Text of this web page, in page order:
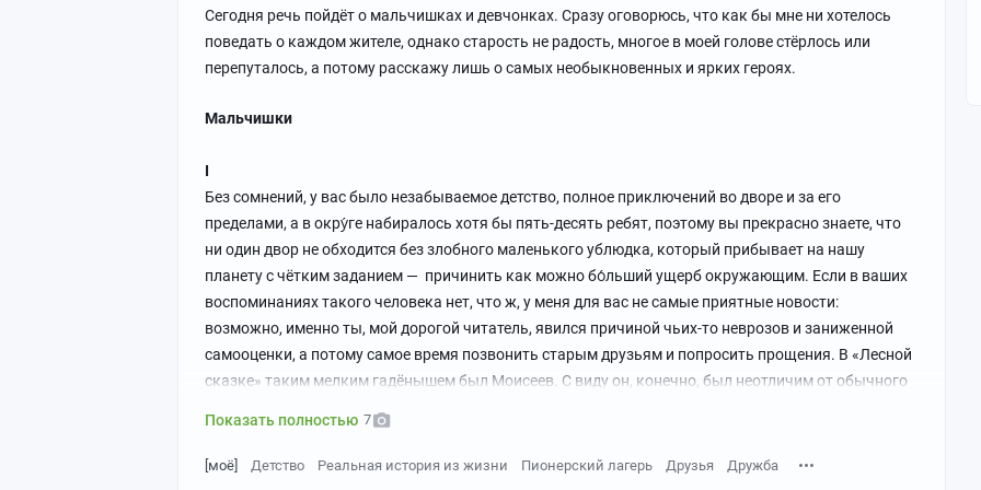
не сломалось, отец грохнул железной дверью, повернул в замочной скважине ключ и направился
к КПП. Солнце уже почти село, сосны вокруг стремительно погружались во мрак, и лишь луч
прожектора на будке сторожа разгонял темноту. Далеко-далеко за лесом лаяли собаки.
Створки ворот были накрепко перехвачены цепью, скреплённой огромным амбарным замком.
постучал в окно. Тишина. Побарабанил сильнее — ни звука. Шторка даже не шелохнулась.
— Эй, есть кто дома?
«Дома, ома, ома, ома!» — громко разнеслось эхо среди деревьев.
Отец выматерился и полез через ворота. В сугробе у крыльца будки лежал окурок, снег на пороге
был размётан.
Среди девочек от двенадцати до шестнадцати особенно выделялась одна: белокурая, вечно
витающая в облаках, меланхоличная — и как магнит притягивающая внимание парней — Катя.
Она много с кем дружила и общалась, никогда не чуралась общих посиделок или игр, но при этом
меня поразило её сходство с образом Полумны в серии фильмов о Гарри Поттере:
Сегодня речь пойдёт о мальчишках и девчонках. Сразу оговорюсь, что как бы мне ни хотелось
поведать о каждом жителе, однако старость не радость, многое в моей голове стёрлось или
перепуталось, а потому расскажу лишь о самых необыкновенных и ярких героях.
Мальчишки
I
Без сомнений, у вас было незабываемое детство, полное приключений во дворе и за его
пределами, а в окру́ге набиралось хотя бы пять-десять ребят, поэтому вы прекрасно знаете, что
ни один двор не обходится без злобного маленького ублюдка, который прибывает на нашу
планету с чётким заданием — причинить как можно бо́льший ущерб окружающим. Если в ваших
воспоминаниях такого человека нет, что ж, у меня для вас не самые приятные новости:
возможно, именно ты, мой дорогой читатель, явился причиной чьих-то неврозов и заниженной
самооценки, а потому самое время позвонить старым друзьям и попросить прощения. В «Лесной
сказке» таким мелким гадёнышем был Моисеев. С виду он, конечно, был неотличим от обычного
пакость и слёзы обиженного им ребёнка праздновало с неизменным выражением лица:
Показать полностью 7
[моё] Детство Реальная история из жизни Пионерский лагерь Друзья Дружба